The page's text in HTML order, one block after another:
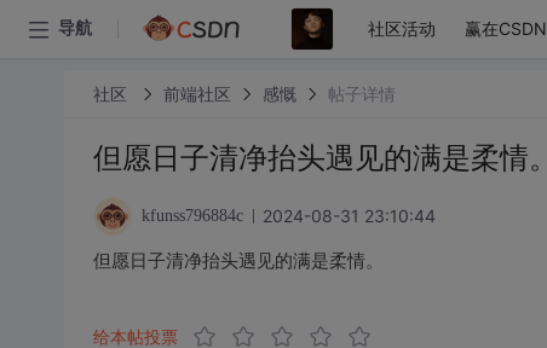
导航 社区活动 赢在CSDN
社区 前端社区 感慨 帖子详情
但愿日子清净抬头遇见的满是柔情。
kfunss796884c 2024-08-31 23:10:44
但愿日子清净抬头遇见的满是柔情。
给本帖投票